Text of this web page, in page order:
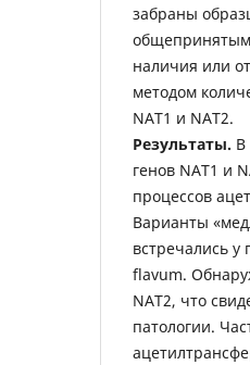
забраны
наличия или
методом
NAT1 и NAT2.
Результаты. В
генов NAT1 и
процессов
Варианты
встречались
flavum.
NAT2, что
патологии.